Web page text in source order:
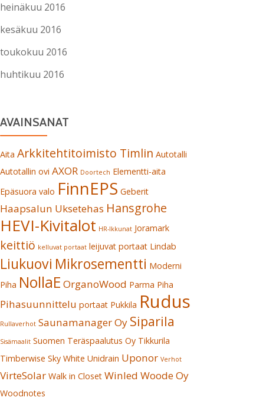
heinäkuu 2016
kesäkuu 2016
toukokuu 2016
huhtikuu 2016
AVAINSANAT
Aita Arkkitehtitoimisto Timlin Autotalli
Autotallin ovi AXOR Doortech Elementti-aita
Epäsuora valo FinnEPS Geberit
Haapsalun Uksetehas Hansgrohe
HEVI-Kivitalot HR-Ikkunat Joramark
keittiö kelluvat portaat leijuvat portaat Lindab
Liukuovi Mikrosementti Moderni
Piha NollaE OrganoWood Parma Piha
Pihasuunnittelu portaat Pukkila Rudus
Rullaverhot Saunamanager Oy Siparila
Sisämaalit Suomen Teräspaalutus Oy Tikkurila
Timberwise Sky White Unidrain Uponor Verhot
VirteSolar Walk in Closet Winled Woode Oy
Woodnotes